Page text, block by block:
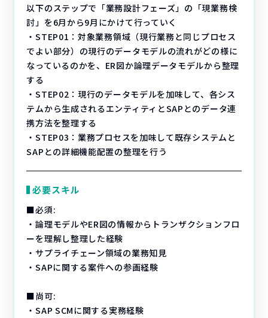
以下のステップで「業務設計フェーズ」の「現業務検
討」を6月から9月にかけて行っていく
・STEP01：対象業務領域（現行業務と同じプロセス
でよい部分）の現行のデータモデルの流れがどの様に
なっているのかを、ER図か論理データモデルから整理
する
・STEP02：現行のデータモデルを加味して、各シス
テムから生成されるエンティティとSAPとのデータ連
携方法を整理する
・STEP03：業務プロセスを加味して既存システムと
SAPとの詳細機能配置の整理を行う
必要スキル
■必須:
・論理モデルやER図の情報からトランザクションフロ
ーを理解し整理した経験
・サプライチェーン領域の業務知見
・SAPに関する案件への参画経験
■尚可:
・SAP SCMに関する実務経験